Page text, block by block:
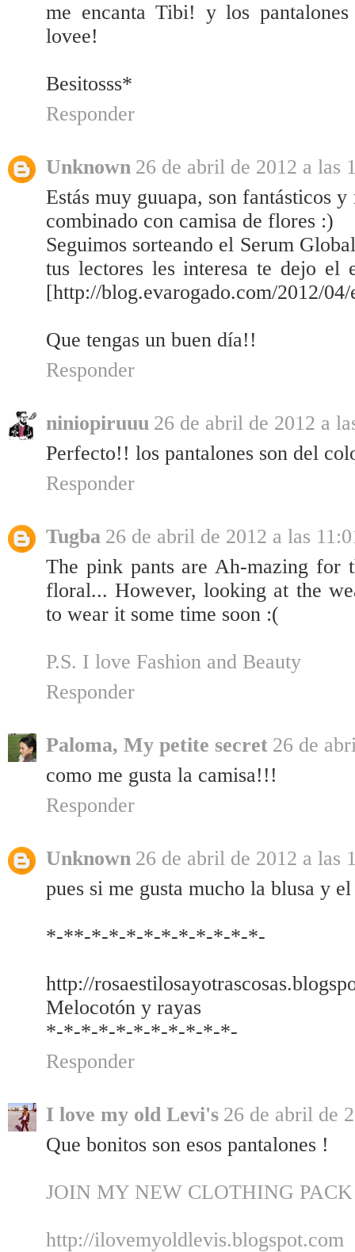
me encanta Tibi! y los
lovee!
Besitosss*
Responder
Unknown 26 de abril de 2012 a las
Estás muy guuapa, son fantásticos
combinado con camisa de flores :)
Seguimos sorteando el Serum
tus lectores les interesa te dejo el
[http://blog.evarogado.com/2012/
Que tengas un buen día!!
Responder
niniopiruuu 26 de abril de 2012 a
Perfecto!! los pantalones son del
Responder
Tugba 26 de abril de 2012 a las
The pink pants are Ah-mazing for
floral... However, looking at the
to wear it some time soon :(
P.S. I love Fashion and Beauty
Responder
Paloma, My petite secret 26 de
como me gusta la camisa!!!
Responder
Unknown 26 de abril de 2012 a las
pues si me gusta mucho la blusa y
*-**-*-*-*-*-*-*-*-*-*-*-
http://
Melocotón y rayas
*-*-*-*-*-*-*-*-*-*-*-
Responder
I love my old Levi's 26 de abril de
Que bonitos son esos pantalones !
JOIN MY NEW CLOTHING
http://ilovemyoldlevis.blogspot.com